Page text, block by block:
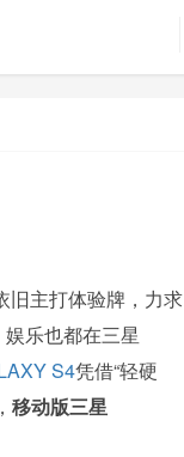
旧主打体验牌，力求
乐也都在三星
S4凭借“轻硬
移动版三星